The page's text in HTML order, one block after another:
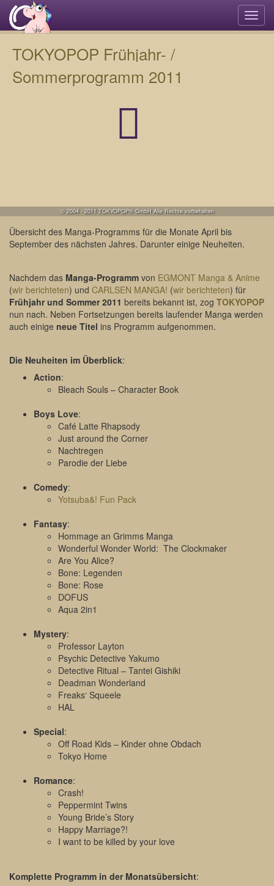
TOKYOPOP Frühjahr- /
Sommerprogramm 2011
© 2004 - 2011 TOKYOPOP® GmbH Alle Rechte vorbehalten
Übersicht des Manga-Programms für die Monate April bis
September des nächsten Jahres. Darunter einige Neuheiten.
Nachdem das Manga-Programm von EGMONT Manga & Anime
(wir berichteten) und CARLSEN MANGA! (wir berichteten) für
Frühjahr und Sommer 2011 bereits bekannt ist, zog TOKYOPOP
nun nach. Neben Fortsetzungen bereits laufender Manga werden
auch einige neue Titel ins Programm aufgenommen.
Die Neuheiten im Überblick:
Action:
Bleach Souls – Character Book
Boys Love:
Café Latte Rhapsody
Just around the Corner
Nachtregen
Parodie der Liebe
Comedy:
Yotsuba&! Fun Pack
Fantasy:
Hommage an Grimms Manga
Wonderful Wonder World: The Clockmaker
Are You Alice?
Bone: Legenden
Bone: Rose
DOFUS
Aqua 2in1
Mystery:
Professor Layton
Psychic Detective Yakumo
Detective Ritual – Tantei Gishiki
Deadman Wonderland
Freaks‘ Squeele
HAL
Special:
Off Road Kids – Kinder ohne Obdach
Tokyo Home
Romance:
Crash!
Peppermint Twins
Young Bride’s Story
Happy Marriage?!
I want to be killed by your love
Komplette Programm in der Monatsübersicht: